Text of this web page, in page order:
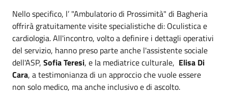
Nello specifico, l’ "Ambulatorio di Prossimità" di Bagheria
offrirà gratuitamente visite specialistiche di: Oculistica e
cardiologia. All'incontro, volto a definire i dettagli operativi
del servizio, hanno preso parte anche l'assistente sociale
dell'ASP, Sofia Teresi, e la mediatrice culturale, Elisa Di
Cara, a testimonianza di un approccio che vuole essere
non solo medico, ma anche inclusivo e di ascolto.